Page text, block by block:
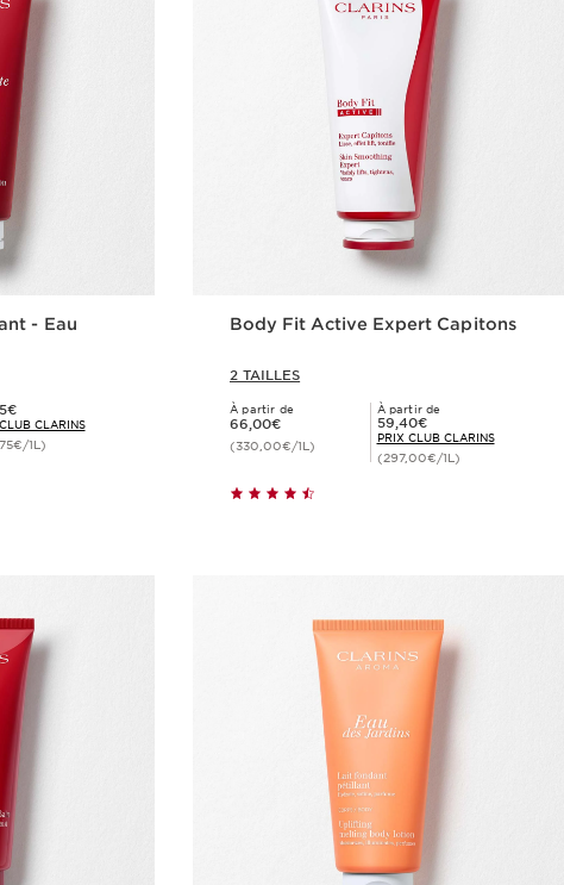
- Eau
CLARINS
1L)
Body Fit Active Expert Capitons
2 TAILLES
À partir de
Nouveau prix 66,00€
66,00€
(330,00€/1L)
À partir de
Prix Club Clarins 59,40€
59,40€
PRIX CLUB CLARINS
(297,00€/1L)